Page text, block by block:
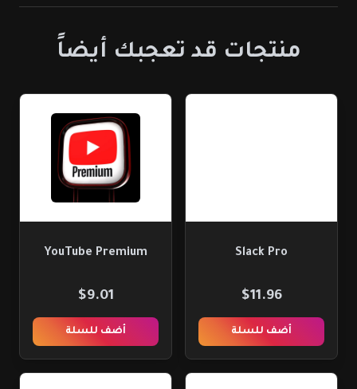
منتجات قد تعجبك أيضاً
Slack Pro
$11.96
أضف للسلة
YouTube Premium
$9.01
أضف للسلة